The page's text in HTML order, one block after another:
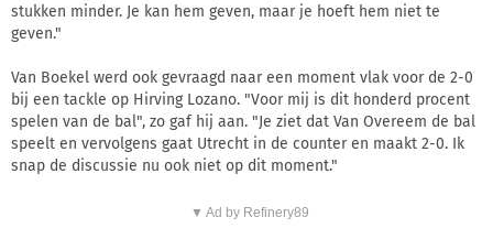
stukken minder. Je kan hem geven, maar je hoeft hem niet te
geven."
Van Boekel werd ook gevraagd naar een moment vlak voor de 2-0
bij een tackle op Hirving Lozano. "Voor mij is dit honderd procent
spelen van de bal", zo gaf hij aan. "Je ziet dat Van Overeem de bal
speelt en vervolgens gaat Utrecht in de counter en maakt 2-0. Ik
snap de discussie nu ook niet op dit moment."
▼ Ad by Refinery89